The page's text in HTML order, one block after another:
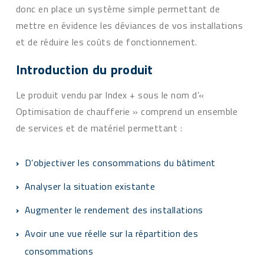
donc en place un système simple permettant de
mettre en évidence les déviances de vos installations
et de réduire les coûts de fonctionnement.
Introduction du produit
Le produit vendu par Index + sous le nom d’«
Optimisation de chaufferie » comprend un ensemble
de services et de matériel permettant :
D’objectiver les consommations du bâtiment
Analyser la situation existante
Augmenter le rendement des installations
Avoir une vue réelle sur la répartition des
consommations